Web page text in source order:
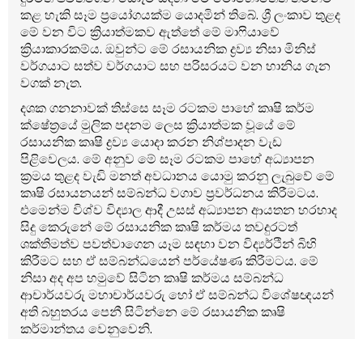
කළ හැකි සෑම ප්‍රයෝගයක්ම යොදමින් තිබේ. ශ්‍රී ලංකාව තුළද
මේ වන විට ක්‍රියාත්මකව ඇත්තේ මේ මා‍ෆියාවේ
ක්‍රියාකාරකම්ය. ඔවුන්ට මේ රසායනික ද්‍රව්‍ය නිසා මිනිස්
වර්ගයාට සත්ව වර්ගයාට සහ පරිසරයට වන හානිය ගැන
වගක් නැත.
දශක ගනනාවක් තිස්සෙ සෑම රටකම පාහේ කෘෂි කර්ම
ක්ෂේත්‍රයේ මුලික පදනම ලෙස ක්‍රියාත්මක වූයේ මේ
රසායනික කෘෂි ද්‍රව්‍ය යොදා කරන නිශ්පාදන වැඩ
පිළිවෙලය. මේ අනුව මේ සෑම රටකම පාහේ අධ්‍යාපන
ක්‍රමය තුළද වැඩි මනත් අවධානය යොමු කරනු ලැබුවේ මේ
කෘෂි රසායනයන් සම්බන්ධ වගාව ප්‍රවර්ධනය කිරීමටය.
එමෙන්ම විශ්ව විද්‍යාල ආදී උසස් අධ්‍යාපන ආයතන හරහාද
සිදු කෙරුනේ මේ රසායනික කෘෂි කර්මය තවදුරටත්
ශක්තිමත්ව පවත්වාගෙන යෑම සඳහා වන විද්‍යර්ථින් බිහි
කිරීමට සහ ඒ සම්බන්ධයෙන් පර්යේෂණ කිරීමටය. මේ
නිසා අද අප හමුවේ සිටින කෘෂි කර්මය සම්බන්ධ
ආචාර්යවරු මහාචාර්යවරු හෝ ඒ සම්බන්ධ විශේෂඥයන්
අති බහුතරය පෙනී සිටින්නෙ මේ රසායනික කෘෂි
කර්මාන්තය වෙනුවෙනි.